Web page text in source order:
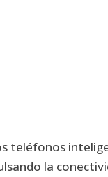
teléfonos
la